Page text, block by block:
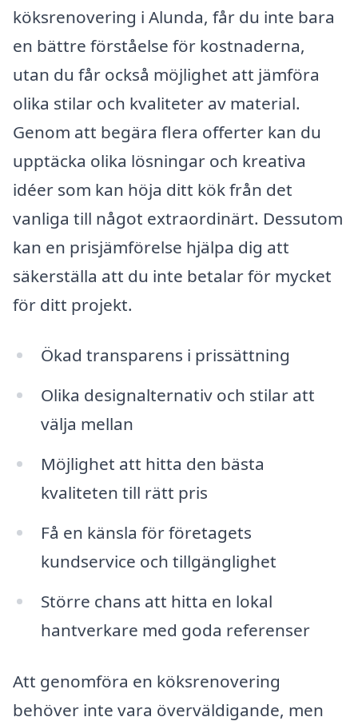
köksrenovering i Alunda, får du inte bara
en bättre förståelse för kostnaderna,
utan du får också möjlighet att jämföra
olika stilar och kvaliteter av material.
Genom att begära flera offerter kan du
upptäcka olika lösningar och kreativa
idéer som kan höja ditt kök från det
vanliga till något extraordinärt. Dessutom
kan en prisjämförelse hjälpa dig att
säkerställa att du inte betalar för mycket
för ditt projekt.
Ökad transparens i prissättning
Olika designalternativ och stilar att
välja mellan
Möjlighet att hitta den bästa
kvaliteten till rätt pris
Få en känsla för företagets
kundservice och tillgänglighet
Större chans att hitta en lokal
hantverkare med goda referenser
Att genomföra en köksrenovering
behöver inte vara överväldigande, men